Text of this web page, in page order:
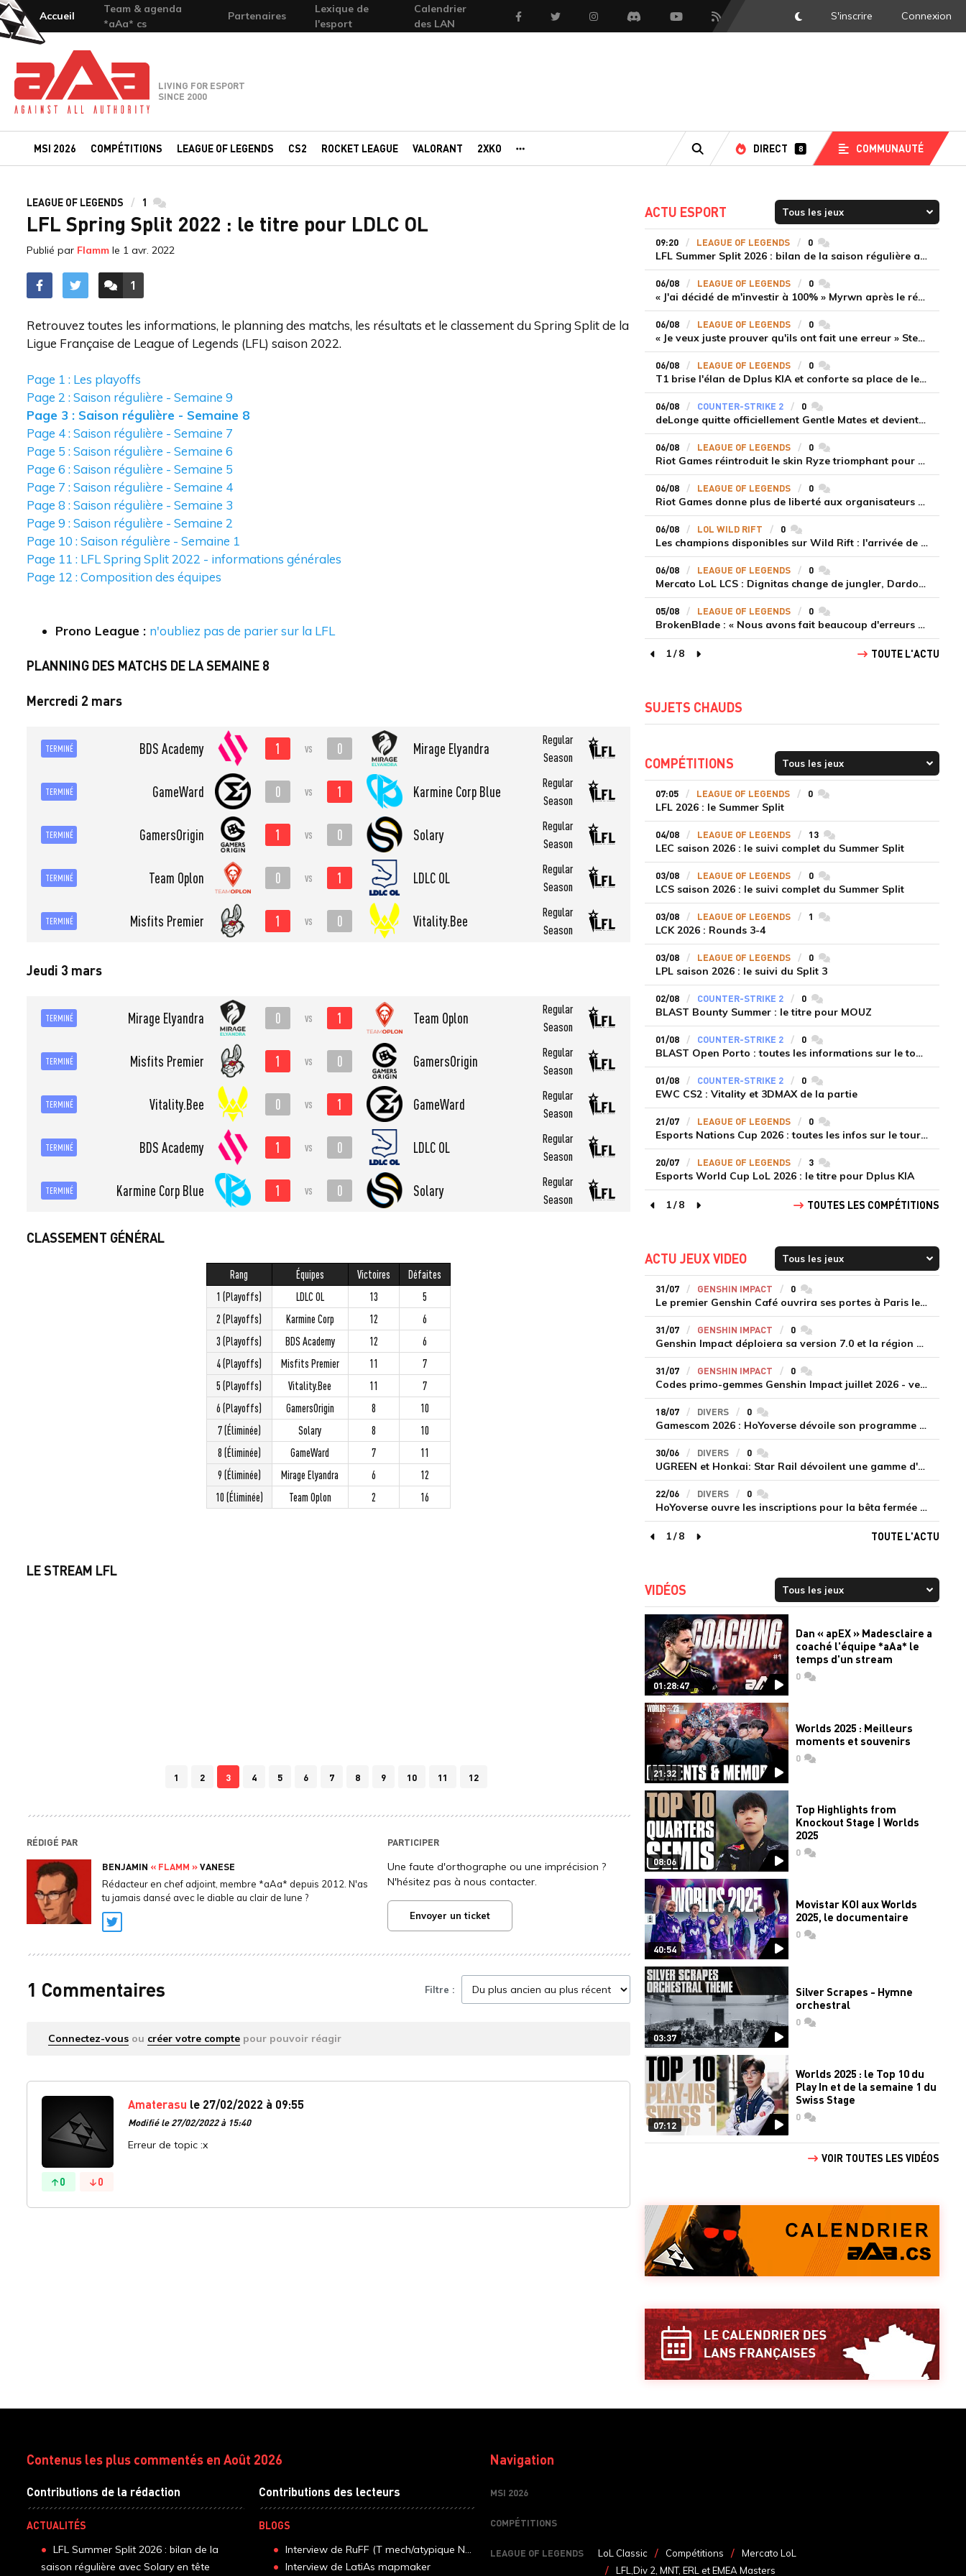
Accueil
Team & agenda
*aAa* cs
Partenaires
Lexique de
l'esport
Calendrier
des LAN
FacebookTwitter InstagramDiscord YoutubeFlux RSS DarkMode
S'inscrire Connexion
Team-aAa - against All authority
LIVING FOR ESPORT
SINCE 2000
MSI 2026 COMPÉTITIONS LEAGUE OF LEGENDS CS2 ROCKET LEAGUE VALORANT 2XKO
RECHERCHE
DIRECT 8 COMMUNAUTÉ
LEAGUE OF LEGENDS 1 commentaires
LFL Spring Split 2022 : le titre pour LDLC OL
Publié par Flamm le 1 avr. 2022
ACCÉDER AUX
1
COMMENTAIRES
Retrouvez toutes les informations, le planning des matchs, les résultats et le classement du Spring Split de la
Ligue Française de League of Legends (LFL) saison 2022.
Page 1 : Les playoffs
Page 2 : Saison régulière - Semaine 9
Page 3 : Saison régulière - Semaine 8
Page 4 : Saison régulière - Semaine 7
Page 5 : Saison régulière - Semaine 6
Page 6 : Saison régulière - Semaine 5
Page 7 : Saison régulière - Semaine 4
Page 8 : Saison régulière - Semaine 3
Page 9 : Saison régulière - Semaine 2
Page 10 : Saison régulière - Semaine 1
Page 11 : LFL Spring Split 2022 - informations générales
Page 12 : Composition des équipes
Prono League : n'oubliez pas de parier sur la LFL
PLANNING DES MATCHS DE LA SEMAINE 8
Mercredi 2 mars
TERMINÉ BDS Academy 1 vs 0 Mirage Elyandra
Regular
Season
TERMINÉ GameWard 0 vs 1 Karmine Corp Blue
Regular
Season
TERMINÉ GamersOrigin 1 vs 0 Solary
Regular
Season
TERMINÉ Team Oplon 0 vs 1 LDLC OL
Regular
Season
TERMINÉ Misfits Premier 1 vs 0 Vitality.Bee
Regular
Season
Jeudi 3 mars
TERMINÉ Mirage Elyandra 0 vs 1 Team Oplon
Regular
Season
TERMINÉ Misfits Premier 1 vs 0 GamersOrigin
Regular
Season
TERMINÉ Vitality.Bee 0 vs 1 GameWard
Regular
Season
TERMINÉ BDS Academy 1 vs 0 LDLC OL
Regular
Season
TERMINÉ Karmine Corp Blue 1 vs 0 Solary
Regular
Season
CLASSEMENT GÉNÉRAL
Rang Équipes Victoires
Défaites
1 (Playoffs)
LDLC OL 13
5
2 (Playoffs)
Karmine Corp 12
6
3 (Playoffs)
BDS Academy 12
6
4 (Playoffs)
Misfits Premier 11
7
5 (Playoffs)
Vitality.Bee 11
7
6 (Playoffs)
GamersOrigin 8
10
7 (Éliminée)
Solary 8
10
8 (Éliminée)
GameWard 7
11
9 (Éliminée)
Mirage Elyandra 6
12
10 (Éliminée)
Team Oplon 2 16
LE STREAM LFL
1 2 3 4 5 6 7 8 9 10 11 12
RÉDIGÉ PAR
BENJAMIN « FLAMM »VANESE
Rédacteur en chef adjoint, membre *aAa* depuis 2012. N'as
tu jamais dansé avec le diable au clair de lune ?
Twitter
PARTICIPER
Une faute d'orthographe ou une imprécision ?
N'hésitez pas à nous contacter.
Envoyer un ticket
1 Commentaires Filtre :
Connectez-vous ou créer votre compte pour pouvoir réagir
0 0
Amaterasu le 27/02/2022 à 09:55
Modifié le 27/02/2022 à 15:40
Erreur de topic :x
ACTU ESPORT
09:20 LEAGUE OF LEGENDS 0commentaires
LFL Summer Split 2026 : bilan de la saison régulière avec Solary en tête
06/08 LEAGUE OF LEGENDS 0commentaires
« J'ai décidé de m'investir à 100% » Myrwn après le réveil de Movistar KOI face à Fnatic
06/08 LEAGUE OF LEGENDS 0commentaires
« Je veux juste prouver qu'ils ont fait une erreur » Stend se confie sur son mercato chaotique et ses ambitions avec Shifters
06/08 LEAGUE OF LEGENDS 0commentaires
T1 brise l'élan de Dplus KIA et conforte sa place de leader en LCK 2026 Rounds 3-4
06/08 COUNTER-STRIKE 2 0commentaires
deLonge quitte officiellement Gentle Mates et devient agent libre
06/08 LEAGUE OF LEGENDS 0commentaires
Riot Games réintroduit le skin Ryze triomphant pour récompenser la scène amateur
06/08 LEAGUE OF LEGENDS 0commentaires
Riot Games donne plus de liberté aux organisateurs de tournois locaux sur League of Legends
06/08 LOL WILD RIFT 0commentaires
Les champions disponibles sur Wild Rift : l'arrivée de Cho'Gath
06/08 LEAGUE OF LEGENDS 0commentaires
Mercato LoL LCS : Dignitas change de jungler, Dardoch fait son retour en LCS, eXyu annonce sa retraite
05/08 LEAGUE OF LEGENDS 0commentaires
BrokenBlade : « Nous avons fait beaucoup d'erreurs bêtes, mais une victoire reste une victoire et c'est une chose dont on peut se réjouir »
page précédente
1/8
page suivante
TOUTE L'ACTU
SUJETS CHAUDS
COMPÉTITIONS
07:05 LEAGUE OF LEGENDS 0commentaires
LFL 2026 : le Summer Split
04/08 LEAGUE OF LEGENDS 13commentaires
LEC saison 2026 : le suivi complet du Summer Split
03/08 LEAGUE OF LEGENDS 0commentaires
LCS saison 2026 : le suivi complet du Summer Split
03/08 LEAGUE OF LEGENDS 1 commentaires
LCK 2026 : Rounds 3-4
03/08 LEAGUE OF LEGENDS 0commentaires
LPL saison 2026 : le suivi du Split 3
02/08 COUNTER-STRIKE 2 0commentaires
BLAST Bounty Summer : le titre pour MOUZ
01/08 COUNTER-STRIKE 2 0commentaires
BLAST Open Porto : toutes les informations sur le tournoi
01/08 COUNTER-STRIKE 2 0commentaires
EWC CS2 : Vitality et 3DMAX de la partie
21/07 LEAGUE OF LEGENDS 0commentaires
Esports Nations Cup 2026 : toutes les infos sur le tournoi
20/07 LEAGUE OF LEGENDS 3commentaires
Esports World Cup LoL 2026 : le titre pour Dplus KIA
page précédente
1/8
page suivante
TOUTES LES COMPÉTITIONS
ACTU JEUX VIDEO
31/07 GENSHIN IMPACT 0commentaires
Le premier Genshin Café ouvrira ses portes à Paris le 14 août
31/07 GENSHIN IMPACT 0commentaires
Genshin Impact déploiera sa version 7.0 et la région de Snezhnaya le 12 août
31/07 GENSHIN IMPACT 0commentaires
Codes primo-gemmes Genshin Impact juillet 2026 - version 7.0
18/07 DIVERS 0commentaires
Gamescom 2026 : HoYoverse dévoile son programme et présente deux nouveaux jeux inédits
30/06 DIVERS 0commentaires
UGREEN et Honkai: Star Rail dévoilent une gamme d'accessoires de recharge en édition limitée
22/06 DIVERS 0commentaires
HoYoverse ouvre les inscriptions pour la bêta fermée de Honkai : Nexus Anima
page précédente
1/8
page suivante
TOUTE L'ACTU
VIDÉOS
01:28:47
Dan « apEX » Madesclaire a
coaché l'équipe *aAa* le
temps d'un stream
0commentaires
21:32
Worlds 2025 : Meilleurs
moments et souvenirs
0commentaires
08:06
Top Highlights from
Knockout Stage | Worlds
2025
0commentaires
40:54
Movistar KOI aux Worlds
2025, le documentaire
0commentaires
03:37
Silver Scrapes - Hymne
orchestral
0commentaires
07:12
Worlds 2025 : le Top 10 du
Play In et de la semaine 1 du
Swiss Stage
0commentaires
VOIR TOUTES LES VIDÉOS
Contenus les plus commentés en Août 2026
Contributions de la rédaction
ACTUALITÉS
LFL Summer Split 2026 : bilan de la
saison régulière avec Solary en tête
Contributions des lecteurs
BLOGS
Interview de RuFF (T mech/atypique N...
Interview de LatiAs mapmaker
Navigation
MSI 2026
COMPÉTITIONS
LEAGUE OF LEGENDS LoL Classic Compétitions
Mercato LoL
LFL,Div 2, MNT, ERL et EMEA Masters